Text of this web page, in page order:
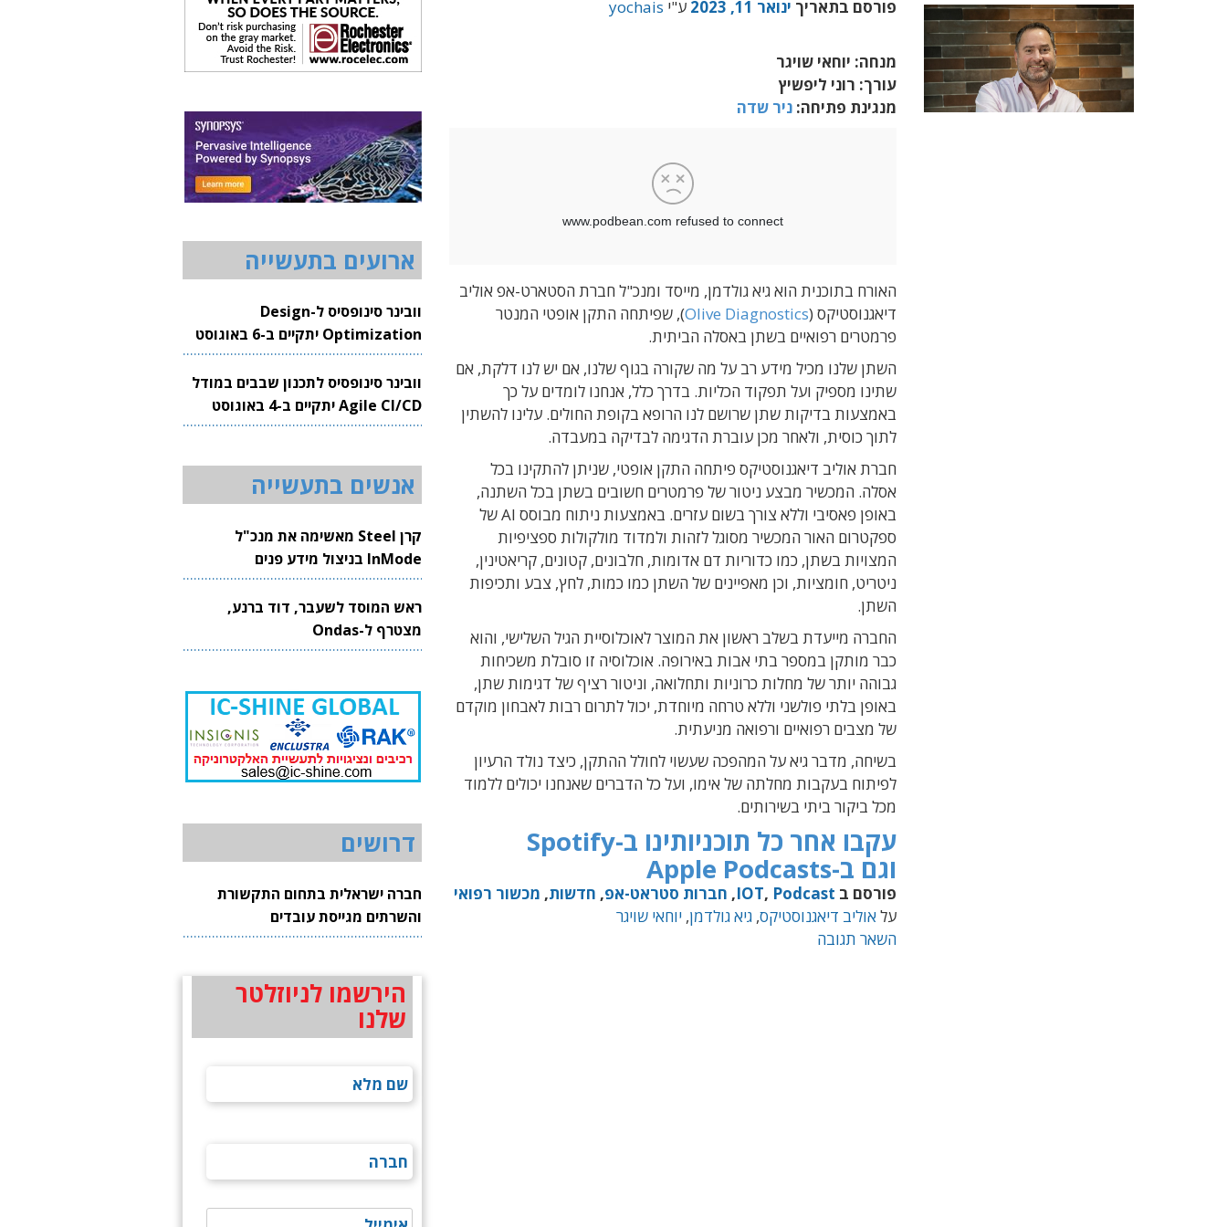
פורסם בתאריך ינואר 11, 2023 ע"י yochais
מנחה: יוחאי שויגר
עורך: רוני ליפשיץ
מנגינת פתיחה: ניר שדה
האורח בתוכנית הוא גיא גולדמן, מייסד ומנכ"ל חברת הסטארט-אפ אוליב
דיאגנוסטיקס (Olive Diagnostics), שפיתחה התקן אופטי המנטר
פרמטרים רפואיים בשתן באסלה הביתית.
השתן שלנו מכיל מידע רב על מה שקורה בגוף שלנו, אם יש לנו דלקת, אם
שתינו מספיק ועל תפקוד הכליות. בדרך כלל, אנחנו לומדים על כך
באמצעות בדיקות שתן שרושם לנו הרופא בקופת החולים. עלינו להשתין
לתוך כוסית, ולאחר מכן עוברת הדגימה לבדיקה במעבדה.
חברת אוליב דיאגנוסטיקס פיתחה התקן אופטי, שניתן להתקינו בכל
אסלה. המכשיר מבצע ניטור של פרמטרים חשובים בשתן בכל השתנה,
באופן פאסיבי וללא צורך בשום עזרים. באמצעות ניתוח מבוסס AI של
ספקטרום האור המכשיר מסוגל לזהות ולמדוד מולקולות ספציפיות
המצויות בשתן, כמו כדוריות דם אדומות, חלבונים, קטונים, קריאטינין,
ניטריט, חומציות, וכן מאפיינים של השתן כמו כמות, לחץ, צבע ותכיפות
השתן.
החברה מייעדת בשלב ראשון את המוצר לאוכלוסיית הגיל השלישי, והוא
כבר מותקן במספר בתי אבות באירופה. אוכלוסיה זו סובלת משכיחות
גבוהה יותר של מחלות כרוניות ותחלואה, וניטור רציף של דגימות שתן,
באופן בלתי פולשני וללא טרחה מיוחדת, יכול לתרום רבות לאבחון מוקדם
של מצבים רפואיים ורפואה מניעתית.
בשיחה, מדבר גיא על המהפכה שעשוי לחולל ההתקן, כיצד נולד הרעיון
לפיתוח בעקבות מחלתה של אימו, ועל כל הדברים שאנחנו יכולים ללמוד
מכל ביקור ביתי בשירותים.
עקבו אחר כל תוכניותינו ב-Spotify
וגם ב-Apple Podcasts
פורסם ב IOT, Podcast
, חברות סטראט-אפ, חדשות, מכשור רפואי
עלאוליב דיאגנוסטיקס, גיא גולדמן, יוחאי שויגר
השאר תגובה
ארועים בתעשייה
וובינר סינופסיס ל-Design
Optimization יתקיים ב-6 באוגוסט
2026
וובינר סינופסיס לתכנון שבבים במודל
Agile CI/CD יתקיים ב-4 באוגוסט
2026
אנשים בתעשייה
קרן Steel מאשימה את מנכ"ל
InMode בניצול מידע פנים
ראש המוסד לשעבר, דוד ברנע,
מצטרף ל-Ondas
דרושים
חברה ישראלית בתחום התקשורת
והשרתים מגייסת עובדים
הירשמו לניוזלטר
שלנו